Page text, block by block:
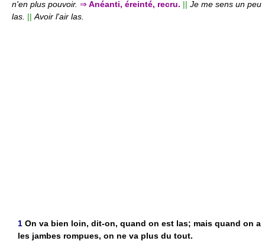
n'en plus pouvoir. ⇒ Anéanti, éreinté, recru. || Je me sens un peu
las. || Avoir l'air las.
1 On va bien loin, dit-on, quand on est las; mais quand on a
les jambes rompues, on ne va plus du tout.